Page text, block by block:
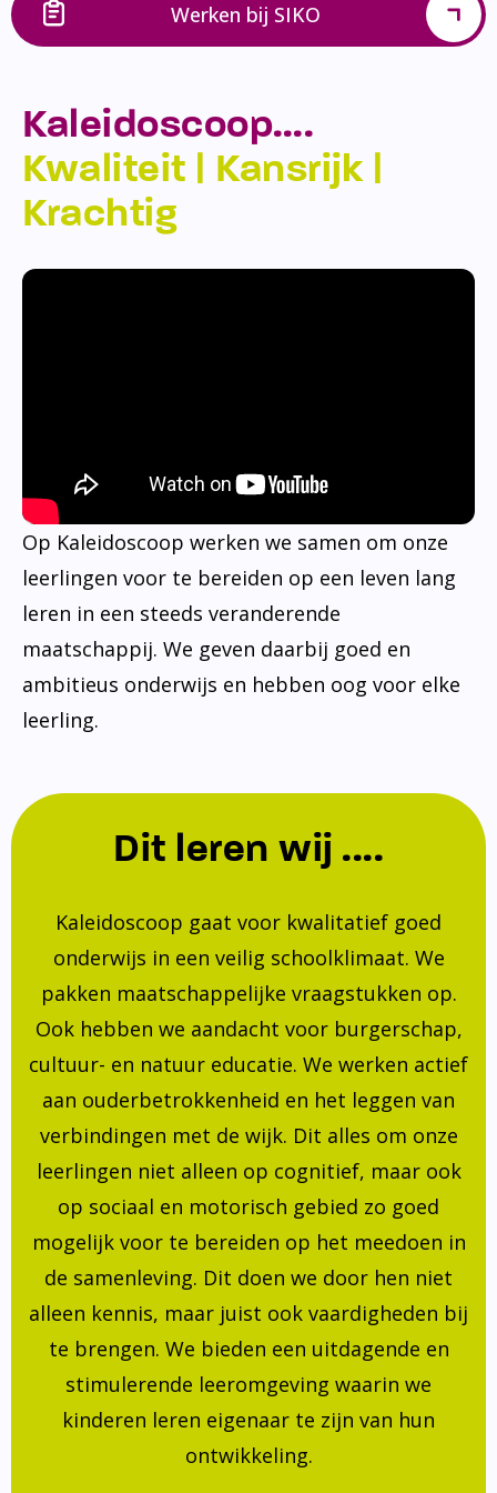
Werken bij SIKO
Kaleidoscoop….
Kwaliteit | Kansrijk |
Krachtig
Op Kaleidoscoop werken we samen om onze
leerlingen voor te bereiden op een leven lang
leren in een steeds veranderende
maatschappij. We geven daarbij goed en
ambitieus onderwijs en hebben oog voor elke
leerling.
Dit leren wij ....
Kaleidoscoop gaat voor kwalitatief goed
onderwijs in een veilig schoolklimaat. We
pakken maatschappelijke vraagstukken op.
Ook hebben we aandacht voor burgerschap,
cultuur- en natuur educatie. We werken actief
aan ouderbetrokkenheid en het leggen van
verbindingen met de wijk. Dit alles om onze
leerlingen niet alleen op cognitief, maar ook
op sociaal en motorisch gebied zo goed
mogelijk voor te bereiden op het meedoen in
de samenleving. Dit doen we door hen niet
alleen kennis, maar juist ook vaardigheden bij
te brengen. We bieden een uitdagende en
stimulerende leeromgeving waarin we
kinderen leren eigenaar te zijn van hun
ontwikkeling.